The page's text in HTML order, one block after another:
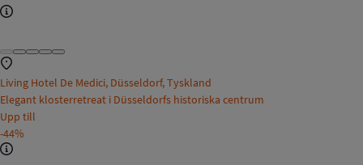
Living Hotel De Medici, Düsseldorf, Tyskland
Elegant klosterretreat i Düsseldorfs historiska centrum
Upp till
-44%